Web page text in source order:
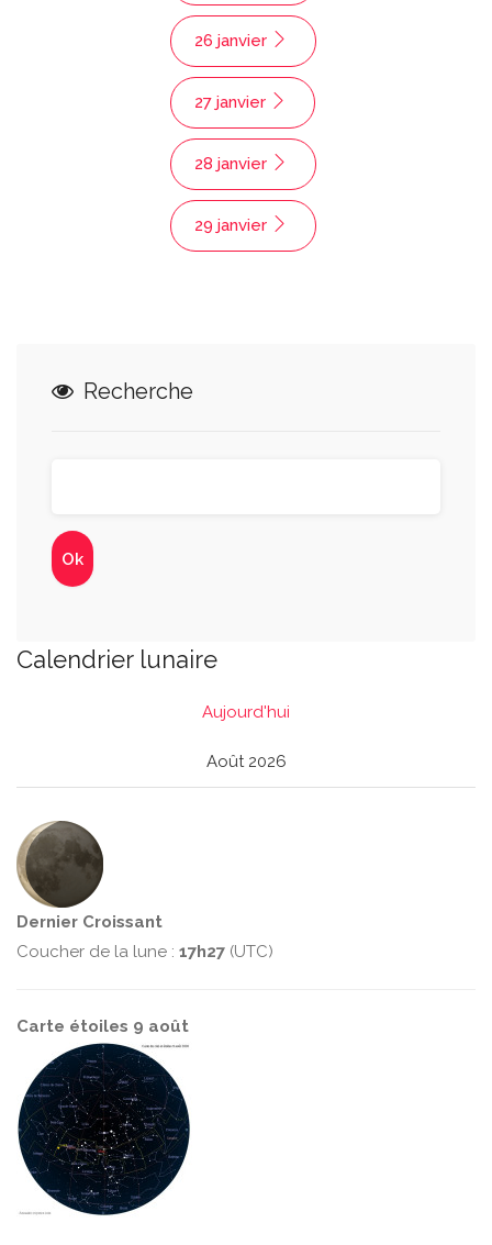
26 janvier
27 janvier
28 janvier
29 janvier
Recherche
Calendrier lunaire
Aujourd'hui
Août 2026
Dernier Croissant
Coucher de la lune : 17h27 (UTC)
Carte étoiles 9 août